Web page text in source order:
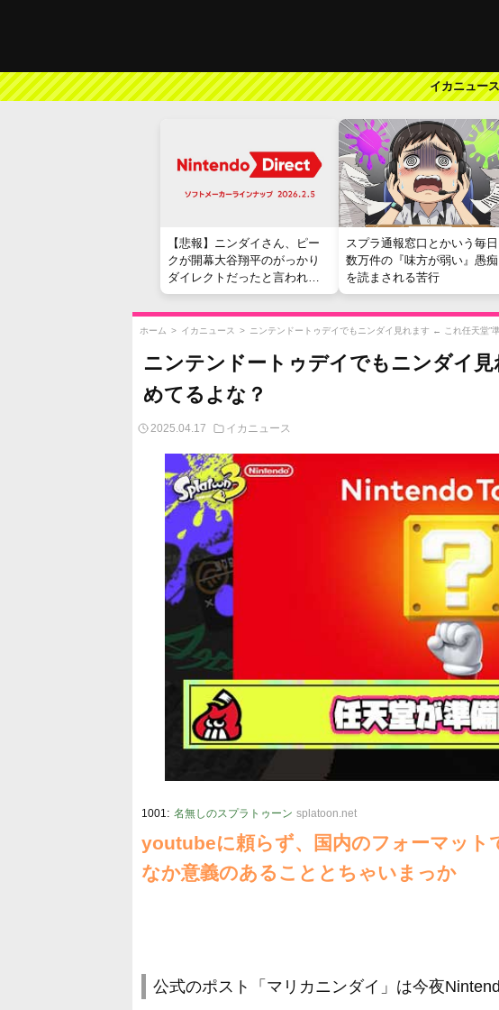
イカニュース
【悲報】ニンダイさん、ピー
クが開幕大谷翔平のがっかり
ダイレクトだったと言われて
しまう
スプラ通報窓口とかいう毎日
数万件の『味方が弱い』愚痴
を読まされる苦行
ホーム > イカニュース > ニンテンドートゥデイでもニンダイ見れます ← これ任天堂”
ニンテンドートゥデイでもニンダイ
めてるよな？
2025.04.17 イカニュース
1001: 名無しのスプラトゥーン splatoon.net
youtubeに頼らず、国内のフォーマット
なか意義のあることとちゃいまっか
公式のポスト「マリカニンダイ」は今夜